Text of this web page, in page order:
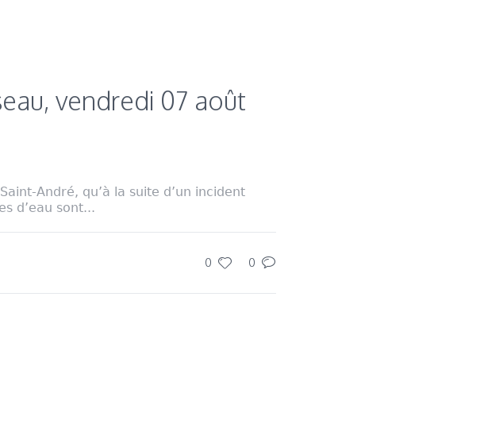
vendredi 07 août
André, qu’à la suite d’un incident
d’eau sont...
0 0